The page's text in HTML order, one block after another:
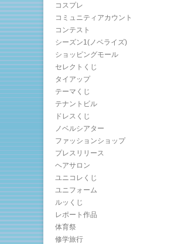
コスプレ
コミュニティアカウント
コンテスト
シーズン1(ノベライズ)
ショッピングモール
セレクトくじ
タイアップ
テーマくじ
テナントビル
ドレスくじ
ノベルシアター
ファッションショップ
プレスリリース
ヘアサロン
ユニコレくじ
ユニフォーム
ルッくじ
レポート作品
体育祭
修学旅行